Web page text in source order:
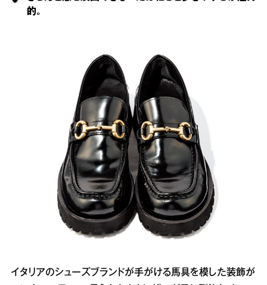
的。
イタリアのシューズブランドが手がける馬具を模した装飾が